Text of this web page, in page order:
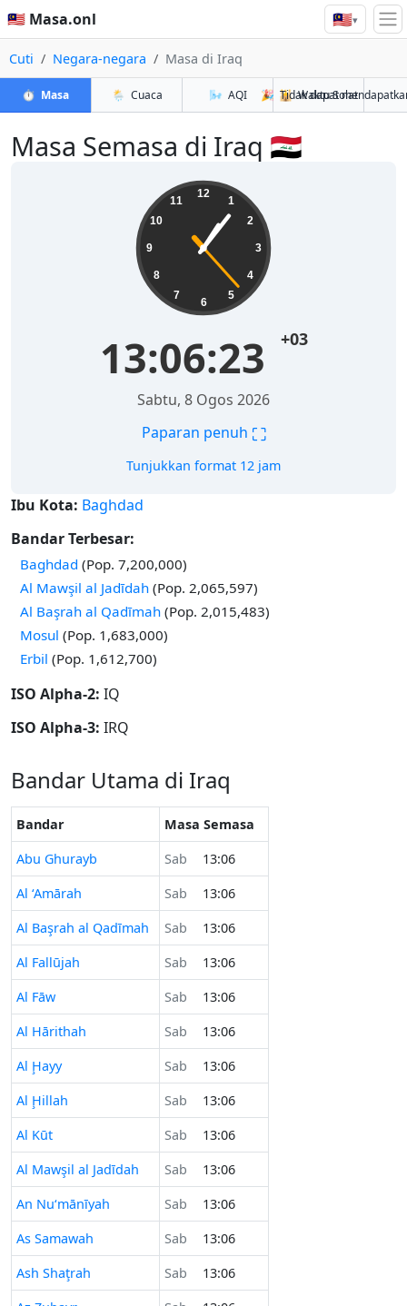
🇲🇾 Masa.onl 🇲🇾▾
Cuti Negara-negara Masa di Iraq
⏱️ Masa 🌦️ Cuaca 🌬️ AQI 🕌 Waktu Solat
🎉 Tidak dapat
Masa Semasa di Iraq 🇮🇶
12
1
2
3
4
5
6
7
8
9
10
11
13:06:23 +03
Sabtu, 8 Ogos 2026
Paparan penuh ⛶
Tunjukkan format 12 jam
Ibu Kota: Baghdad
Bandar Terbesar:
Baghdad (Pop. 7,200,000)
Al Mawşil al Jadīdah (Pop. 2,065,597)
Al Başrah al Qadīmah (Pop. 2,015,483)
Mosul (Pop. 1,683,000)
Erbil (Pop. 1,612,700)
ISO Alpha-2: IQ
ISO Alpha-3: IRQ
Bandar Utama di Iraq
Bandar
Masa Semasa
Abu Ghurayb
Sab
13:06
Al ‘Amārah
Sab
13:06
Al Başrah al Qadīmah
Sab
13:06
Al Fallūjah
Sab
13:06
Al Fāw
Sab
13:06
Al Hārithah
Sab
13:06
Al Ḩayy
Sab
13:06
Al Ḩillah
Sab
13:06
Al Kūt
Sab
13:06
Al Mawşil al Jadīdah
Sab
13:06
An Nu‘mānīyah
Sab
13:06
As Samawah
Sab
13:06
Ash Shaţrah
Sab
13:06